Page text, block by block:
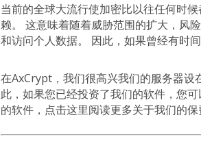
当前的全球大流行使加密比以往任何时
赖。 这意味着随着威胁范围的扩大，风
和访问个人数据。 因此，如果曾经有时
在AxCrypt，我们很高兴我们的服务器设
此，如果您已经投资了我们的软件，您
的软件，点击这里阅读更多关于我们的保